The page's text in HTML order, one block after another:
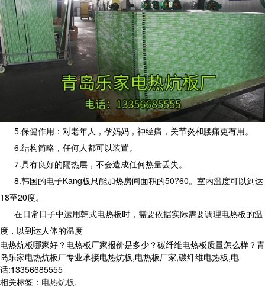
5.保健作用：对老年人，孕妈妈，神经痛，关节炎和腰痛更有用。
6.结构简略，任何人都可以装置。
7.具有良好的隔热层，不会造成任何热量丢失。
8.韩国的电子Kang板只能加热房间面积的50?60。室内温度可以到达
18至20度。
在日常日子中运用韩式电热板时，需要依据实际需要调理电热板的温
度，以到达人体的温度
电热炕板哪家好？电热板厂家报价是多少？碳纤维电热板质量怎么样？青
岛乐家电热炕板厂专业承接电热炕板,电热板厂家,碳纤维电热板,电
话:13356685555
相关标签： 电热炕板,